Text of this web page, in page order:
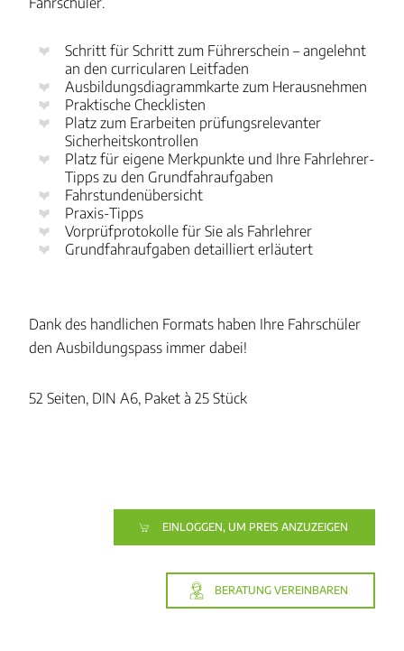
Schritt für Schritt zum Führerschein – angelehnt
an den curricularen Leitfaden
Ausbildungsdiagrammkarte zum Herausnehmen
Praktische Checklisten
Platz zum Erarbeiten prüfungsrelevanter
Sicherheitskontrollen
Platz für eigene Merkpunkte und Ihre Fahrlehrer-
Tipps zu den Grundfahraufgaben
Fahrstundenübersicht
Praxis-Tipps
Vorprüfprotokolle für Sie als Fahrlehrer
Grundfahraufgaben detailliert erläutert
Dank des handlichen Formats haben Ihre Fahrschüler
den Ausbildungspass immer dabei!
52 Seiten, DIN A6, Paket à 25 Stück
EINLOGGEN, UM PREIS ANZUZEIGEN
BERATUNG VEREINBAREN